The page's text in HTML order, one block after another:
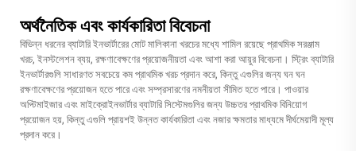
অর্থনৈতিক এবং কার্যকারিতা বিবেচনা
বিভিন্ন ধরনের ব্যাটারি ইনভার্টারের মোট মালিকানা খরচের মধ্যে শামিল রয়েছে প্রাথমিক সরঞ্জাম
খরচ, ইনস্টলেশন ব্যয়, রক্ষণাবেক্ষণের প্রয়োজনীয়তা এবং আশা করা আয়ুর বিবেচনা। স্ট্রিং ব্যাটারি
ইনভার্টারগুলি সাধারণত সবচেয়ে কম প্রাথমিক খরচ প্রদান করে, কিন্তু এগুলির জন্য ঘন ঘন
রক্ষণাবেক্ষণের প্রয়োজন হতে পারে এবং সম্প্রসারণের নমনীয়তা সীমিত হতে পারে। পাওয়ার
অপ্টিমাইজার এবং মাইক্রোইনভার্টার ব্যাটারি সিস্টেমগুলির জন্য উচ্চতর প্রাথমিক বিনিয়োগ
প্রয়োজন হয়, কিন্তু এগুলি প্রায়শই উন্নত কার্যকারিতা এবং নজার ক্ষমতার মাধ্যমে দীর্ঘমেয়াদী মূল্য
প্রদান করে।